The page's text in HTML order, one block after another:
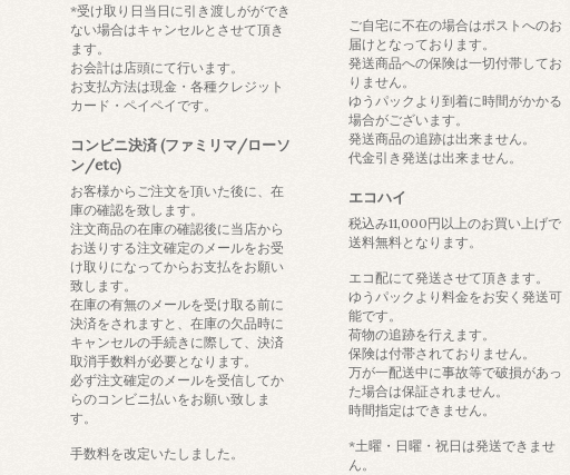
*受け取り日当日に引き渡しがができ
ない場合はキャンセルとさせて頂き
ます。
お会計は店頭にて行います。
お支払方法は現金・各種クレジット
カード・ペイペイです。
コンビニ決済 (ファミリマ/ローソ
ン/etc)
お客様からご注文を頂いた後に、在
庫の確認を致します。
注文商品の在庫の確認後に当店から
お送りする注文確定のメールをお受
け取りになってからお支払をお願い
致します。
在庫の有無のメールを受け取る前に
決済をされますと、在庫の欠品時に
キャンセルの手続きに際して、決済
取消手数料が必要となります。
必ず注文確定のメールを受信してか
らのコンビニ払いをお願い致しま
す。
手数料を改定いたしました。
ご自宅に不在の場合はポストへのお
届けとなっております。
発送商品への保険は一切付帯してお
りません。
ゆうパックより到着に時間がかかる
場合がございます。
発送商品の追跡は出来ません。
代金引き発送は出来ません。
エコハイ
税込み11,000円以上のお買い上げで
送料無料となります。
エコ配にて発送させて頂きます。
ゆうパックより料金をお安く発送可
能です。
荷物の追跡を行えます。
保険は付帯されておりません。
万が一配送中に事故等で破損があっ
た場合は保証されません。
時間指定はできません。
*土曜・日曜・祝日は発送できませ
ん。